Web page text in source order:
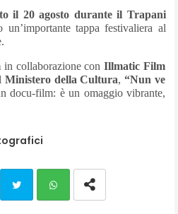
il 20 agosto durante il Trapani
un’importante tappa festivaliera al
in collaborazione conIllmatic Film
Ministero della Cultura,“Nun ve
docu-film: è un omaggio vibrante,